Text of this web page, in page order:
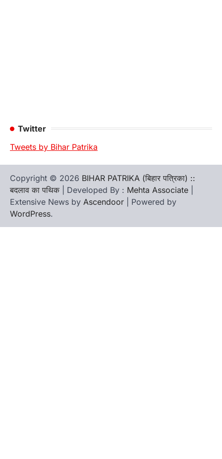
Twitter
Tweets by Bihar Patrika
Copyright © 2026 BIHAR PATRIKA (बिहार पत्रिका) ::
बदलाव का पथिक | Developed By : Mehta Associate
Extensive News by Ascendoor | Powered by
WordPress.